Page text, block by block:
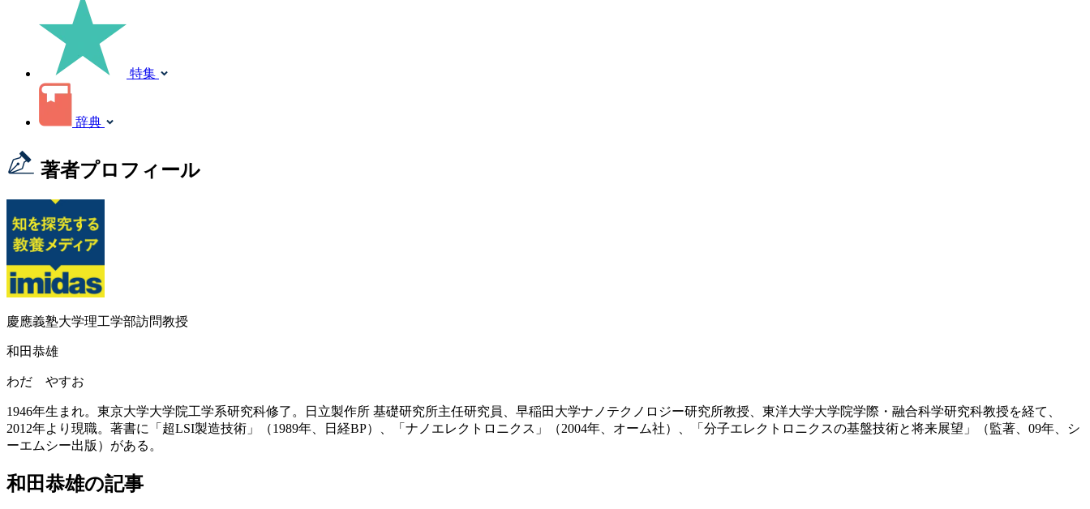
特集
辞典
著者プロフィール
慶應義塾大学理工学部訪問教授
和田恭雄
わだ やすお
1946年生まれ。東京大学大学院工学系研究科修了。日立製作所 基礎研究所主任研究員、早稲田大学ナノテクノロジー研究所教授、東洋大学大学院学際・融合科学研究科教授を経て、
2012年より現職。著書に「超LSI製造技術」（1989年、日経BP）、「ナノエレクトロニクス」（2004年、オーム社）、「分子エレクトロニクスの基盤技術と将来展望」（監著、09年、シ
ーエムシー出版）がある。
和田恭雄の記事